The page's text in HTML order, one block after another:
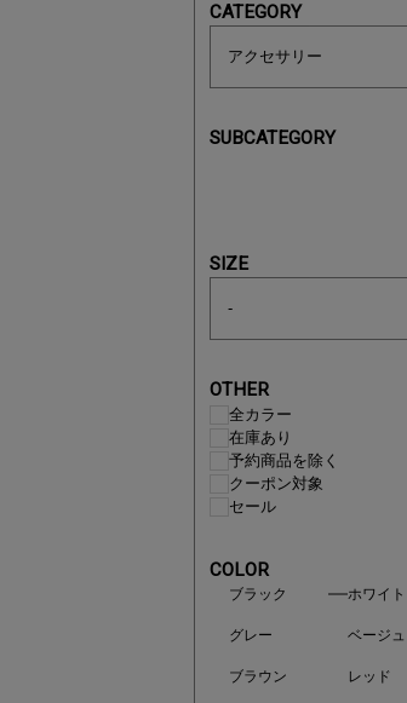
CATEGORY
SUBCATEGORY
SIZE
OTHER
全カラー
在庫あり
予約商品を除く
クーポン対象
セール
COLOR
ブラック ホワイト
グレー ベージュ
ブラウン レッド